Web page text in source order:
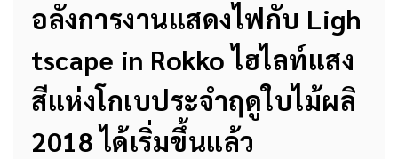
อลังการงานแสดงไฟกับ Ligh
tscape in Rokko ไฮไลท์แสง
สีแห่งโกเบประจำฤดูใบไม้ผลิ
2018 ได้เริ่มขึ้นแล้ว